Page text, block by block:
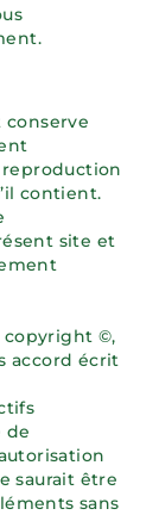
conserve
contient.
site et
copyright ©,
accord écrit
de
saurait être
sans